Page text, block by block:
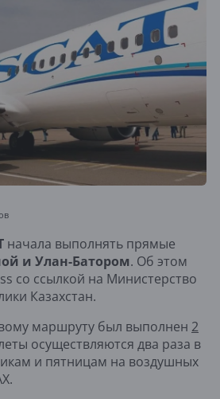
начала выполнять прямые
и Улан-Батором. Об этом
со ссылкой на Министерство
Казахстан.
маршруту был выполнен 2
осуществляются два раза в
и пятницам на воздушных